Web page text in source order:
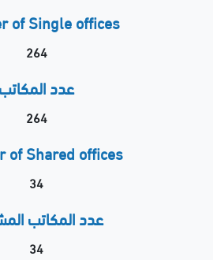
of Single offices
264
عدد المكاتب
264
of Shared offices
34
عدد المكاتب
34